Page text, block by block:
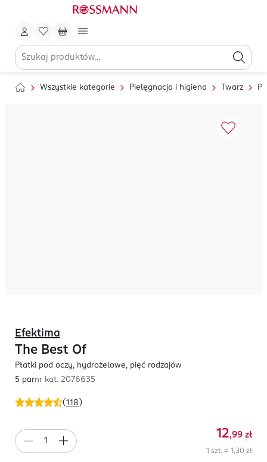
Wszystkie kategorie Pielęgnacja i higiena Twarz
(118 )
Efektima
The Best Of
Płatki pod oczy, hydrożelowe, pięć rodzajów
5 parnr kat. 2076635
12,99 zł
1 szt. = 1,30 zł